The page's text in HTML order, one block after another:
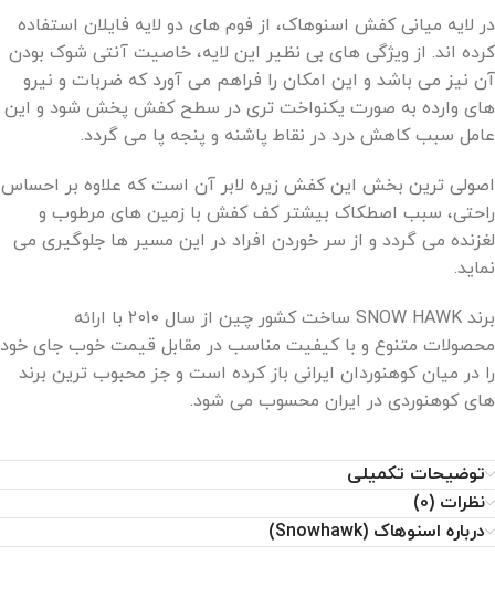
در لایه میانی کفش اسنوهاک، از فوم های دو لایه فایلان استفاده
کرده اند. از ویژگی های بی نظیر این لایه، خاصیت آنتی شوک بودن
آن نیز می باشد و این امکان را فراهم می آورد که ضربات و نیرو
های وارده به صورت یکنواخت تری در سطح کفش پخش شود و این
عامل سبب کاهش درد در نقاط پاشنه و پنجه پا می گردد.
اصولی ترین بخش این کفش زیره لابر آن است که علاوه بر احساس
راحتی، سبب اصطکاک بیشتر کف کفش با زمین های مرطوب و
لغزنده می گردد و از سر خوردن افراد در این مسیر ها جلوگیری می
نماید.
برند SNOW HAWK ساخت کشور چین از سال 2010 با ارائه
محصولات متنوع و با کیفیت مناسب در مقابل قیمت خوب جای خود
را در میان کوهنوردان ایرانی باز کرده است و جز محبوب ‌‌ترین برند
های کوهنوردی در ایران محسوب می ‌شود.
توضیحات تکمیلی
نظرات (0)
درباره اسنوهاک (Snowhawk)